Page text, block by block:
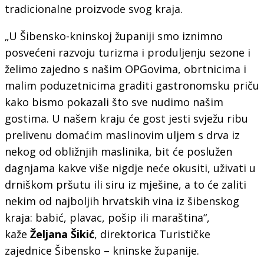
tradicionalne proizvode svog kraja.
„U Šibensko-kninskoj županiji smo iznimno
posvećeni razvoju turizma i produljenju sezone i
želimo zajedno s našim OPGovima, obrtnicima i
malim poduzetnicima graditi gastronomsku priču
kako bismo pokazali što sve nudimo našim
gostima. U našem kraju će gost jesti svježu ribu
prelivenu domaćim maslinovim uljem s drva iz
nekog od obližnjih maslinika, bit će poslužen
dagnjama kakve više nigdje neće okusiti, uživati u
drniškom pršutu ili siru iz mješine, a to će zaliti
nekim od najboljih hrvatskih vina iz šibenskog
kraja: babić, plavac, pošip ili maraština“,
kaže Željana Šikić, direktorica Turističke
zajednice Šibensko – kninske županije.